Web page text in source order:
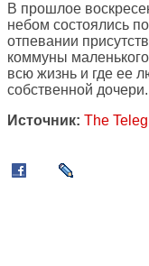
В прошлое
небом состоялись
отпевании
коммуны
всю жизнь и где ее
собственной дочери.
Источник: The